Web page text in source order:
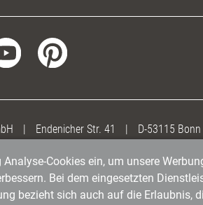
| Endenicher Str. 41 | D-53115 Bonn
Cookies ein, um unsere
Bei dem eingesetzten
bezieht sich auch auf die Erlaubnis,